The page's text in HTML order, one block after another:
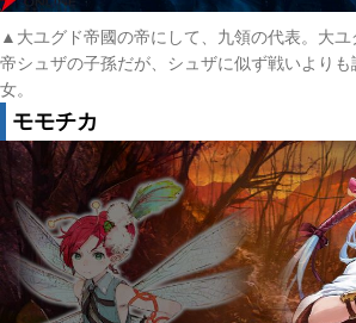
▲大ユグド帝國の帝にして、九領の代表。大
帝シュザの子孫だが、シュザに似ず戦いより
女。
モモチカ